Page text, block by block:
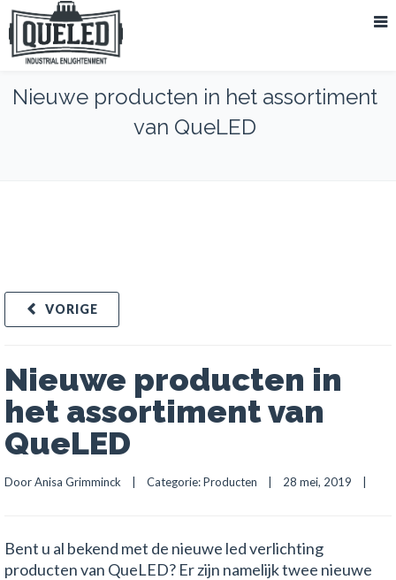
Nieuwe producten in het assortiment
van QueLED
VORIGE
Nieuwe producten in
het assortiment van
QueLED
Door Anisa Grimminck
    |    Categorie:
Producten
    |    28 mei, 2019    |
Bent u al bekend met de nieuwe led verlichting
producten van QueLED? Er zijn namelijk twee nieuwe